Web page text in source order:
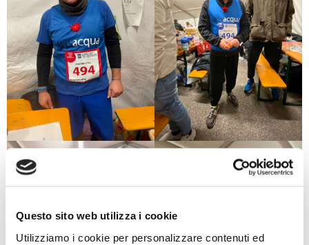
Questo sito web utilizza i cookie
Utilizziamo i cookie per personalizzare contenuti ed